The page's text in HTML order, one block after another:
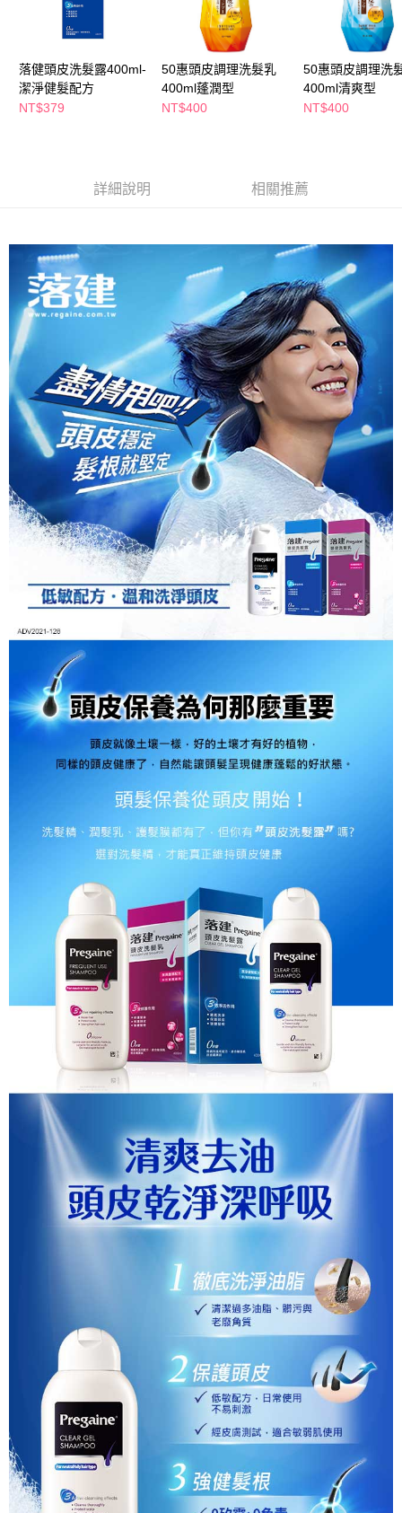
【注意事項】
１．透過由恩沛科技股份有限公司提供之「AFTEE先享後付」服務完成之交
權轉讓予恩沛科技股份有限公司。
２．關於個人資料處理事宜，請瀏覽以下網址：
https://aftee.tw/terms/#terms3
時審查核予不同之上限額度；若仍有額度不足之情形，本公司將視審查結果
7-11取貨付款
每筆NT$65，滿NT$490(含以上)免運費
付款後7-11取貨
每筆NT$65，滿NT$490(含以上)免運費
付款後寶雅門市自取(由倉庫統一出貨)
落健頭皮洗髮露400ml-
潔淨健髮配方
NT$379
50惠頭皮調理洗髮乳
400ml蓬潤型
NT$400
50惠頭皮調理洗
400ml清爽型
NT$400
詳細說明 相關推薦